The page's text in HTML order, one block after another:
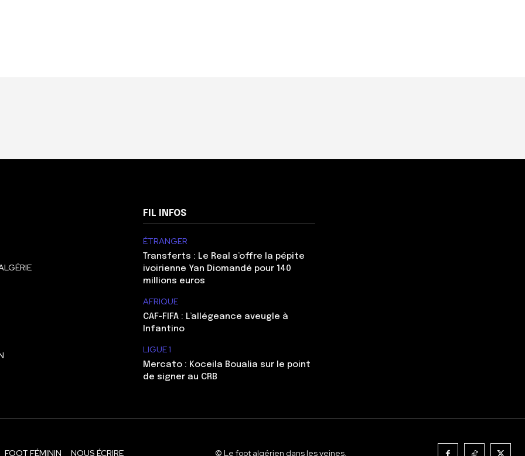
FIL INFOS
ÉTRANGER
Transferts : Le Real s’offre la pépite
ivoirienne Yan Diomandé pour 140
millions euros
AFRIQUE
CAF-FIFA : L’allégeance aveugle à
Infantino
LIGUE 1
Mercato : Koceila Boualia sur le point
de signer au CRB
FOOT FÉMININ NOUS ÉCRIRE © Le foot algérien dans les veines.